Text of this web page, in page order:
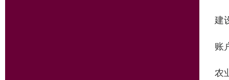
建
账
农